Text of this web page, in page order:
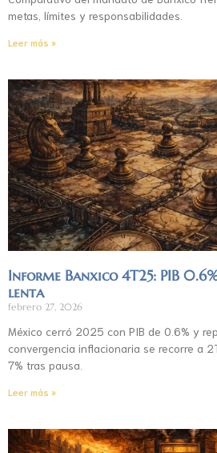
metas, límites y responsabilidades.
Leer más »
Informe Banxico 4T25: PIB
lenta
febrero 27, 2026
México cerró 2025 con PIB de 0.6% y
convergencia inflacionaria se recorre a
7% tras pausa.
Leer más »